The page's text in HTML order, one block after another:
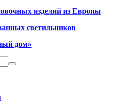
изделий из Европы
светильников
дом»